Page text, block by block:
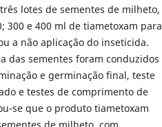
lotes de sementes de milheto,
300 e 400 ml de tiametoxam para
a não aplicação do inseticida.
das sementes foram conduzidos
e germinação final, teste
e testes de comprimento de
se que o produto tiametoxam